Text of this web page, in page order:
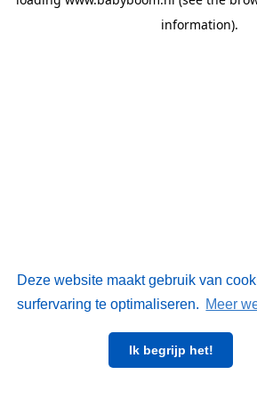
Deze website maakt gebruik van
surfervaring te optimaliseren. Meer
Ik begrijp het!
information).